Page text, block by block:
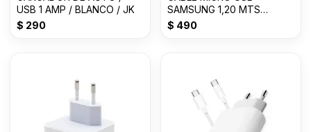
USB 1 AMP / BLANCO / JK
$ 290
SAMSUNG 1,20 MTS
BLANCO EP-DG9
$ 490